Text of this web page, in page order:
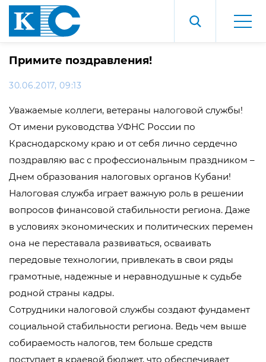
Примите поздравления!
30.06.2017, 09:13
Уважаемые коллеги, ветераны налоговой службы!
От имени руководства УФНС России по
Краснодарскому краю и от себя лично сердечно
поздравляю вас с профессиональным праздником –
Днем образования налоговых органов Кубани!
Налоговая служба играет важную роль в решении
вопросов финансовой стабильности региона. Даже
в условиях экономических и политических перемен
она не переставала развиваться, осваивать
передовые технологии, привлекать в свои ряды
грамотные, надежные и неравнодушные к судьбе
родной страны кадры.
Сотрудники налоговой службы создают фундамент
социальной стабильности региона. Ведь чем выше
собираемость налогов, тем больше средств
поступает в краевой бюджет, что обеспечивает